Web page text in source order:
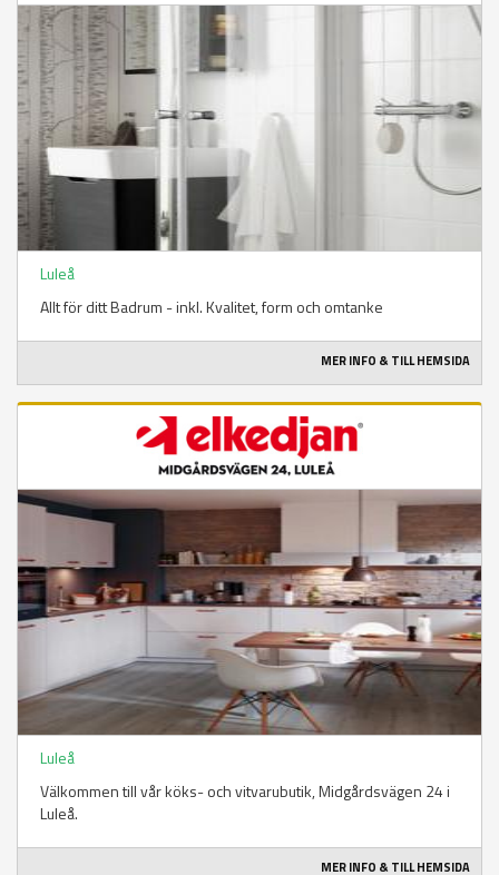
Luleå
Allt för ditt Badrum - inkl. Kvalitet, form och omtanke
MER INFO & TILL HEMSIDA
Luleå
Välkommen till vår köks- och vitvarubutik, Midgårdsvägen 24 i
Luleå.
MER INFO & TILL HEMSIDA